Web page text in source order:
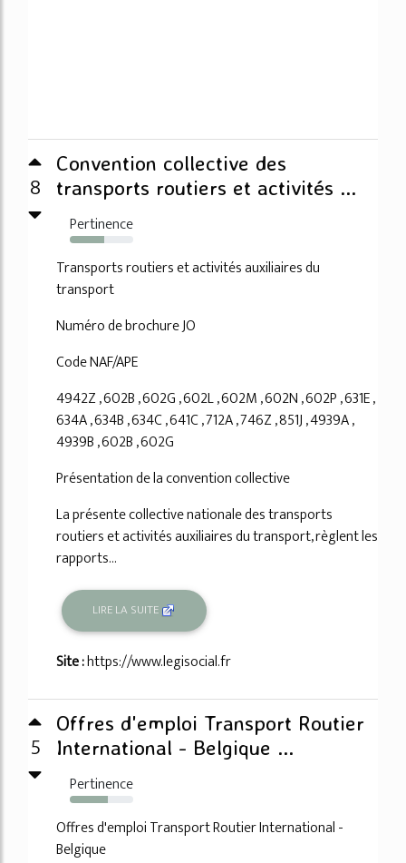
8
Convention collective des
transports routiers et activités ...
Pertinence
54%
Transports routiers et activités auxiliaires du
transport
Numéro de brochure JO
Code NAF/APE
4942Z , 602B , 602G , 602L , 602M , 602N , 602P , 631E ,
634A , 634B , 634C , 641C , 712A , 746Z , 851J , 4939A ,
4939B , 602B , 602G
Présentation de la convention collective
La présente collective nationale des transports
routiers et activités auxiliaires du transport, règlent les
rapports...
LIRE LA SUITE
Site :https://www.legisocial.fr
5
Offres d'emploi Transport Routier
International - Belgique ...
Pertinence
60%
Offres d'emploi Transport Routier International -
Belgique